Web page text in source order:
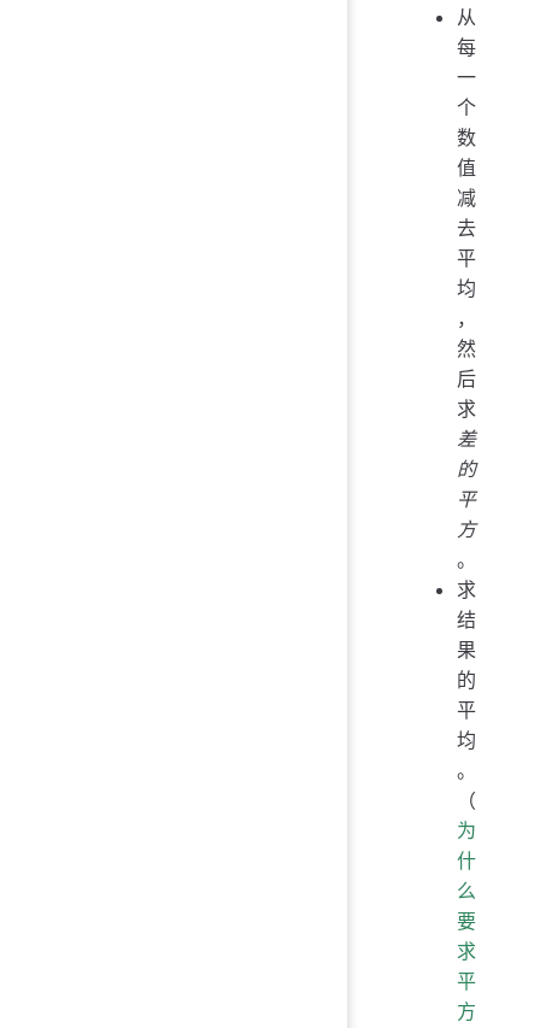
从
每
一
个
数
值
减
去
平
均
，
然
后
求
差
的
平
方
。
求
结
果
的
平
均
。
（
为
什
么
要
求
平
方